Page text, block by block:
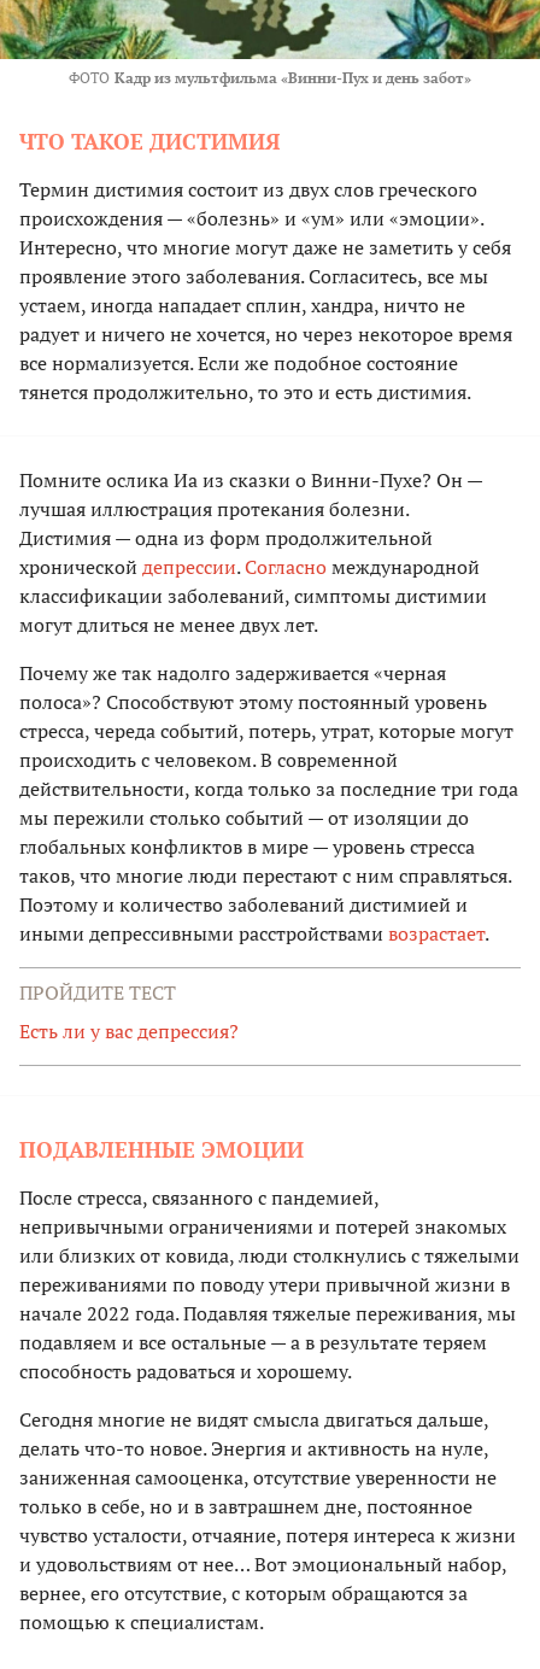
ФОТО Кадр из мультфильма «Винни-Пух и день забот»
ЧТО ТАКОЕ ДИСТИМИЯ
Термин дистимия состоит из двух слов греческого
происхождения — «болезнь» и «ум» или «эмоции».
Интересно, что многие могут даже не заметить у себя
проявление этого заболевания. Согласитесь, все мы
устаем, иногда нападает сплин, хандра, ничто не
радует и ничего не хочется, но через некоторое время
все нормализуется. Если же подобное состояние
тянется продолжительно, то это и есть дистимия.
Помните ослика Иа из сказки о Винни-Пухе? Он —
лучшая иллюстрация протекания болезни.
Дистимия — одна из форм продолжительной
хронической депрессии.Согласномеждународной
классификации заболеваний, симптомы дистимии
могут длиться не менее двух лет.
Почему же так надолго задерживается «черная
полоса»? Способствуют этому постоянный уровень
стресса, череда событий, потерь, утрат, которые могут
происходить с человеком. В современной
действительности, когда только за последние три года
мы пережили столько событий — от изоляции до
глобальных конфликтов в мире — уровень стресса
таков, что многие люди перестают с ним справляться.
Поэтому и количество заболеваний дистимией и
иными депрессивными расстройствами возрастает.
ПРОЙДИТЕ ТЕСТ
Есть ли у вас депрессия?
ПОДАВЛЕННЫЕ ЭМОЦИИ
После стресса, связанного с пандемией,
непривычными ограничениями и потерей знакомых
или близких от ковида, люди столкнулись с тяжелыми
переживаниями по поводу утери привычной жизни в
начале 2022 года. Подавляя тяжелые переживания, мы
подавляем и все остальные — а в результате теряем
способность радоваться и хорошему.
Сегодня многие не видят смысла двигаться дальше,
делать что-то новое. Энергия и активность на нуле,
заниженная самооценка, отсутствие уверенности не
только в себе, но и в завтрашнем дне, постоянное
чувство усталости, отчаяние, потеря интереса к жизни
и удовольствиям от нее… Вот эмоциональный набор,
вернее, его отсутствие, с которым обращаются за
помощью к специалистам.